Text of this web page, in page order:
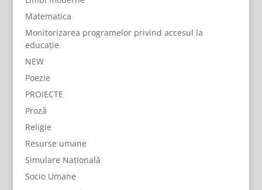
Matematica
Monitorizarea programelor privind accesul la
educație
NEW
Poezie
PROIECTE
Proză
Religie
Resurse umane
Simulare Națională
Socio Umane